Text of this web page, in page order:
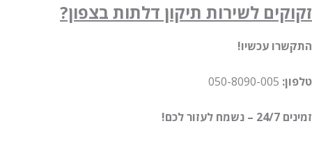
זקוקים לשירות תיקון דלתות בצפון?
התקשרו עכשיו!
טלפון:
זמינים 24/7 – נשמח לעזור לכם!